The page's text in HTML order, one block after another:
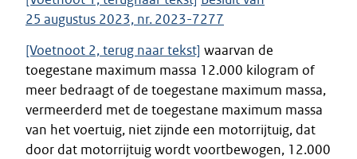
25 augustus 2023, nr. 2023-7277
[Voetnoot 2, terug naar tekst] waarvan de
toegestane maximum massa 12.000 kilogram of
meer bedraagt of de toegestane maximum massa,
vermeerderd met de toegestane maximum massa
van het voertuig, niet zijnde een motorrijtuig, dat
door dat motorrijtuig wordt voortbewogen, 12.000